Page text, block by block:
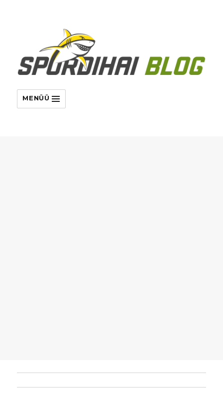
MENÜÜ